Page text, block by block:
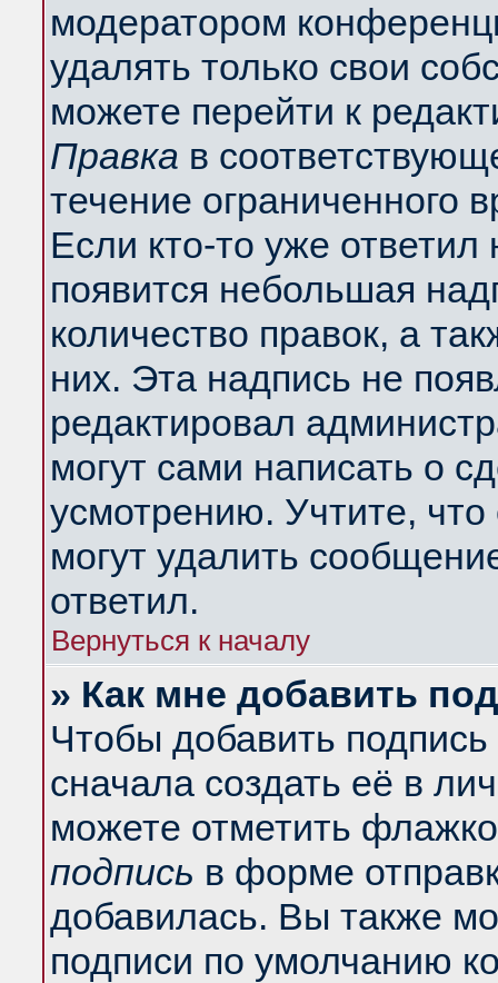
модератором
удалять только свои
можете перейти к
Правка в
течение ограниченного
Если кто-то уже
появится небольшая
количество правок, а
них. Эта надпись не
редактировал
могут сами написать о
усмотрению. Учтите,
могут удалить
ответил.
Вернуться к началу
» Как мне добавить
Чтобы добавить
сначала создать её в
можете отметить
подпись в форме
добавилась. Вы также
подписи по умолчанию